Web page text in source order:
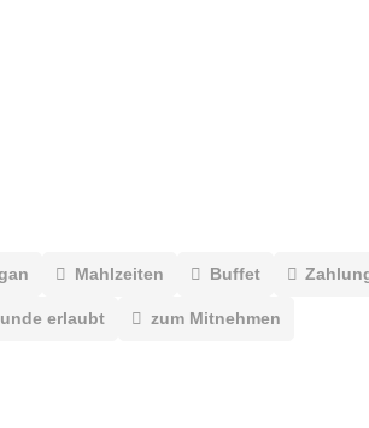
Mahlzeiten Buffet
erlaubt zum Mitnehmen